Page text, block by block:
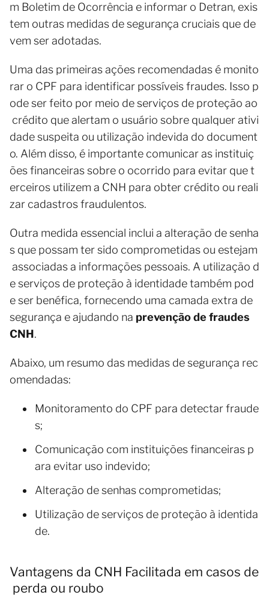
m Boletim de Ocorrência e informar o Detran, exis
tem outras medidas de segurança cruciais que de
vem ser adotadas.
Uma das primeiras ações recomendadas é monito
rar o CPF para identificar possíveis fraudes. Isso p
ode ser feito por meio de serviços de proteção ao
crédito que alertam o usuário sobre qualquer ativi
dade suspeita ou utilização indevida do document
o. Além disso, é importante comunicar as instituiç
ões financeiras sobre o ocorrido para evitar que t
erceiros utilizem a CNH para obter crédito ou reali
zar cadastros fraudulentos.
Outra medida essencial inclui a alteração de senha
s que possam ter sido comprometidas ou estejam
associadas a informações pessoais. A utilização d
e serviços de proteção à identidade também pod
e ser benéfica, fornecendo uma camada extra de
segurança e ajudando na prevenção de fraudes
CNH.
Abaixo, um resumo das medidas de segurança rec
omendadas:
Monitoramento do CPF para detectar fraude
s;
Comunicação com instituições financeiras p
ara evitar uso indevido;
Alteração de senhas comprometidas;
Utilização de serviços de proteção à identida
de.
Vantagens da CNH Facilitada em casos de
perda ou roubo